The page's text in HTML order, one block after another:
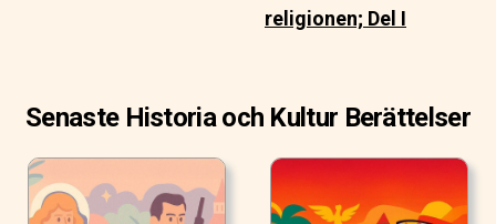
religionen; Del I
Senaste Historia och Kultur Berättelser